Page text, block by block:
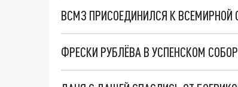
ВСМЗ ПРИСОЕДИНИЛСЯ К ВСЕМИРНОЙ
ФРЕСКИ РУБЛЁВА В УСПЕНСКОМ